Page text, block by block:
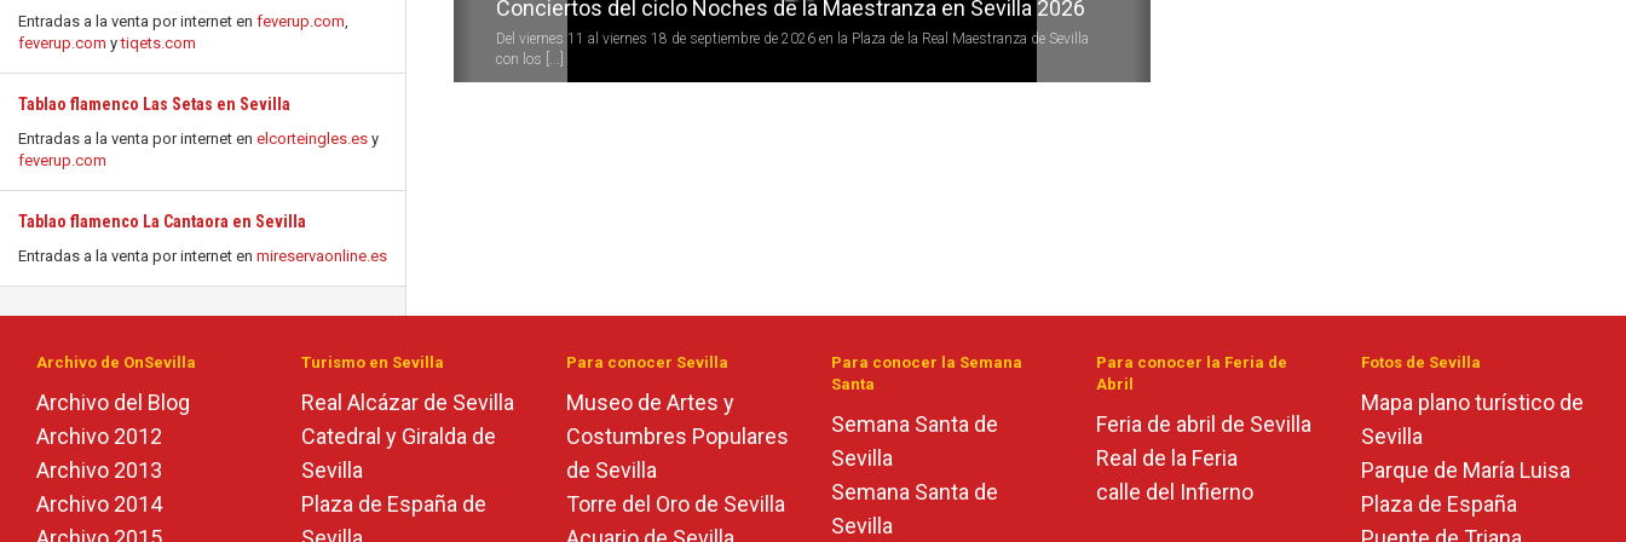
Entradas a la venta por internet en feverup.com,
feverup.com ytiqets.com
Tablao flamenco Las Setas en Sevilla
Entradas a la venta por internet en elcorteingles.es y
feverup.com
Tablao flamenco La Cantaora en Sevilla
Entradas a la venta por internet en mireservaonline.es
Conciertos del ciclo Noches de la Maestranza en Sevilla 2026
Del viernes 11 al viernes 18 de septiembre de 2026 en la Plaza de la Real Maestranza de Sevilla
con los [...]
Archivo de OnSevilla
Archivo del Blog
Archivo 2012
Archivo 2013
Archivo 2014
Turismo en Sevilla
Real Alcázar de Sevilla
Catedral y Giralda de
Sevilla
Plaza de España de
Para conocer Sevilla
Museo de Artes y
Costumbres Populares
de Sevilla
Torre del Oro de Sevilla
Para conocer la Semana
Santa
Semana Santa de
Sevilla
Semana Santa de
Sevilla
Para conocer la Feria de
Abril
Feria de abril de Sevilla
Real de la Feria
calle del Infierno
Fotos de Sevilla
Mapa plano turístico de
Sevilla
Parque de María Luisa
Plaza de España